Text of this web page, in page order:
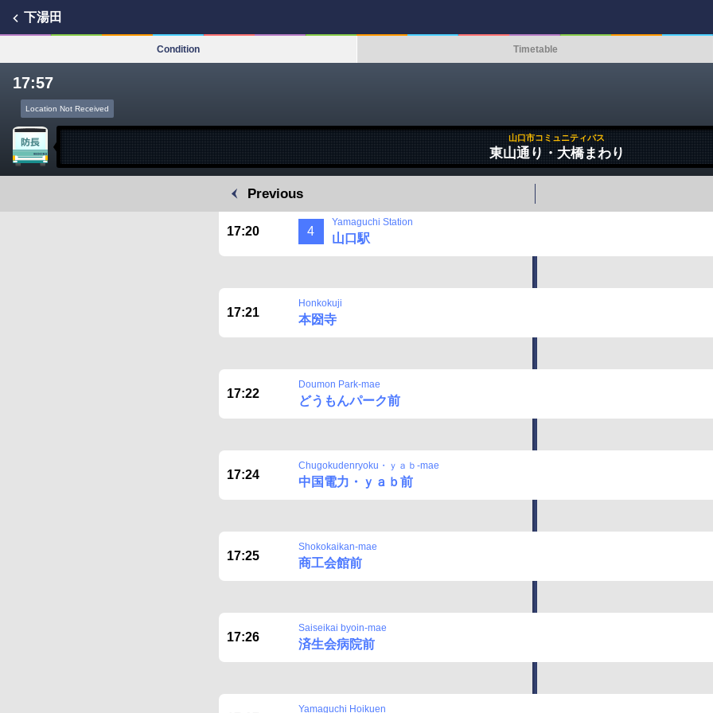
下湯田
Condition Timetable
17:57
Location Not Received
山口市コミュニティバス
東山通り・大橋まわり
Previous
17:20 4
Yamaguchi Station
山口駅
17:21
Honkokuji
本圀寺
17:22
Doumon Park-mae
どうもんパーク前
17:24
Chugokudenryoku・ｙａｂ-mae
中国電力・ｙａｂ前
17:25
Shokokaikan-mae
商工会館前
17:26
Saiseikai byoin-mae
済生会病院前
Yamaguchi Hoikuen